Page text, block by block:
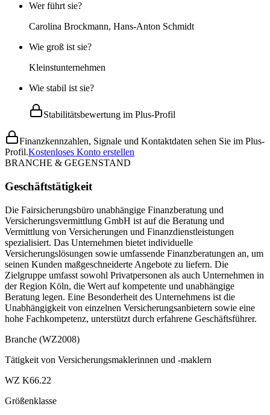
Wer führt sie?
Carolina Brockmann, Hans-Anton Schmidt
Wie groß ist sie?
Kleinstunternehmen
Wie stabil ist sie?
Stabilitätsbewertung im Plus-Profil
Finanzkennzahlen, Signale und Kontaktdaten sehen Sie im Plus-
Profil.Kostenloses Konto erstellen
BRANCHE & GEGENSTAND
Geschäftstätigkeit
Die Fairsicherungsbüro unabhängige Finanzberatung und
Versicherungsvermittlung GmbH ist auf die Beratung und
Vermittlung von Versicherungen und Finanzdienstleistungen
spezialisiert. Das Unternehmen bietet individuelle
Versicherungslösungen sowie umfassende Finanzberatungen an, um
seinen Kunden maßgeschneiderte Angebote zu liefern. Die
Zielgruppe umfasst sowohl Privatpersonen als auch Unternehmen in
der Region Köln, die Wert auf kompetente und unabhängige
Beratung legen. Eine Besonderheit des Unternehmens ist die
Unabhängigkeit von einzelnen Versicherungsanbietern sowie eine
hohe Fachkompetenz, unterstützt durch erfahrene Geschäftsführer.
Branche (WZ2008)
Tätigkeit von Versicherungsmaklerinnen und -maklern
WZ K66.22
Größenklasse